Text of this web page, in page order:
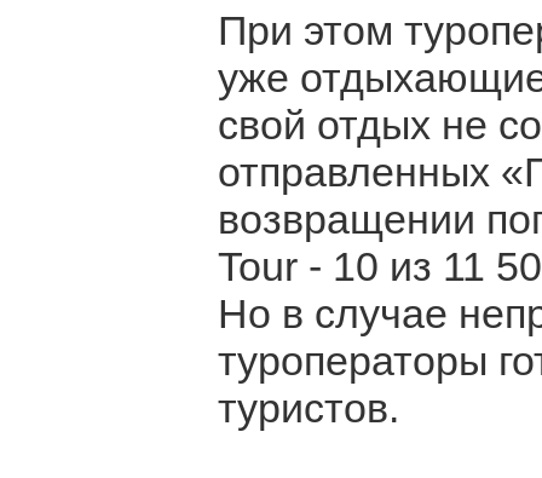
При этом
уже отдыхающие
свой отдых не
отправленных
возвращении
Tour - 10 из 11
Но в случае
туроператоры
туристов.